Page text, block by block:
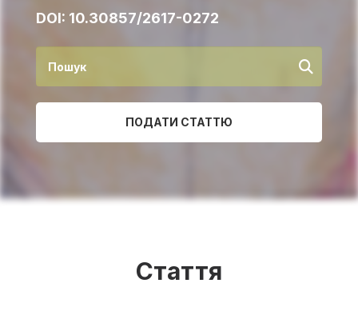
DOI: 10.30857/2617-0272
ПОДАТИ СТАТТЮ
Стаття